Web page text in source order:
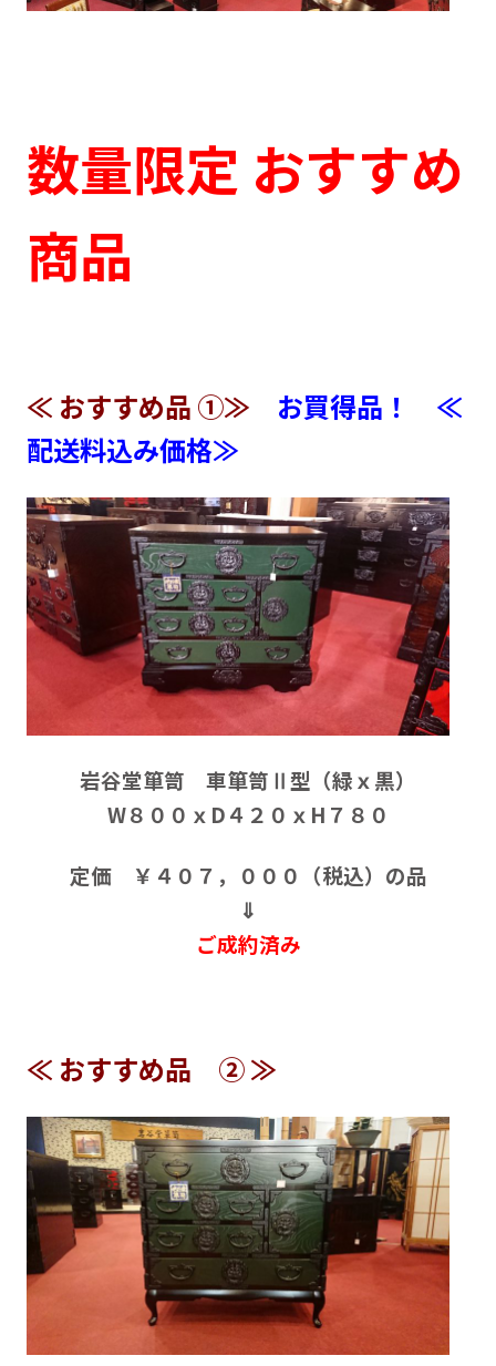
数量限定 おすすめ
商品
≪ おすすめ品 ①≫
お買得品！ ≪
配送料込み価格≫
岩谷堂箪笥 車箪笥Ⅱ型（緑ｘ黒）
W８００ｘD４２０ｘH７８０
定価 ￥４０７，０００（税込）の品
⇓
ご成約済み
≪ おすすめ品 ② ≫